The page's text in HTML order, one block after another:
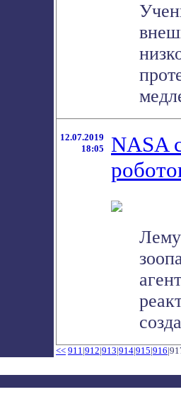
12.07.2019
18:05
NASA
<< 911|912|913|914|915|916